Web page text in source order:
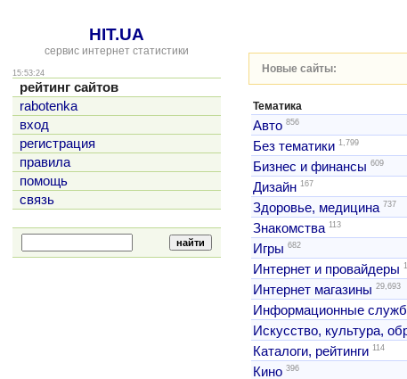
HIT.UA
сервис интернет статистики
15:53:24
рейтинг сайтов
rabotenka
вход
регистрация
правила
помощь
связь
Новые сайты:
Тематика
Авто 856
Без тематики 1,799
Бизнес и финансы 609
Дизайн 167
Здоровье, медицина 737
Знакомства 113
Игры 682
Интернет и провайдеры
Интернет магазины 29,693
Информационные
Искусство, культура,
Каталоги, рейтинги 114
Кино 396